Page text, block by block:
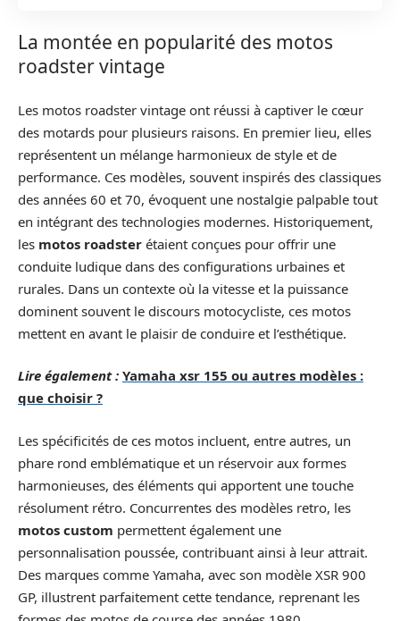
La montée en popularité des motos
roadster vintage
Les motos roadster vintage ont réussi à captiver le cœur
des motards pour plusieurs raisons. En premier lieu, elles
représentent un mélange harmonieux de style et de
performance. Ces modèles, souvent inspirés des classiques
des années 60 et 70, évoquent une nostalgie palpable tout
en intégrant des technologies modernes. Historiquement,
les motos roadster étaient conçues pour offrir une
conduite ludique dans des configurations urbaines et
rurales. Dans un contexte où la vitesse et la puissance
dominent souvent le discours motocycliste, ces motos
mettent en avant le plaisir de conduire et l’esthétique.
Lire également : Yamaha xsr 155 ou autres modèles :
que choisir ?
Les spécificités de ces motos incluent, entre autres, un
phare rond emblématique et un réservoir aux formes
harmonieuses, des éléments qui apportent une touche
résolument rétro. Concurrentes des modèles retro, les
motos custom permettent également une
personnalisation poussée, contribuant ainsi à leur attrait.
Des marques comme Yamaha, avec son modèle XSR 900
GP, illustrent parfaitement cette tendance, reprenant les